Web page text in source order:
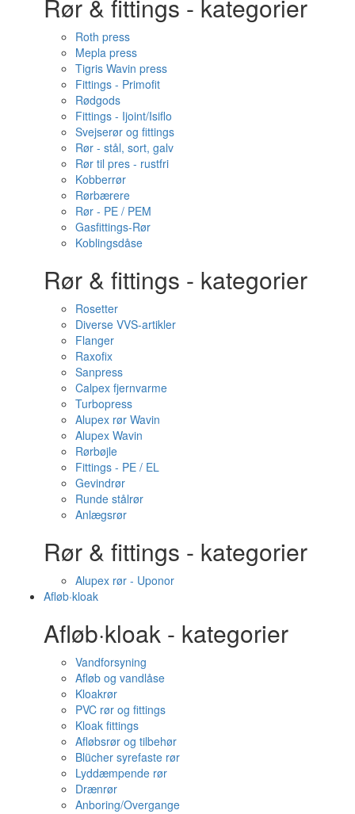
Rør & fittings - kategorier
Roth press
Mepla press
Tigris Wavin press
Fittings - Primofit
Rødgods
Fittings - Ijoint/Isiflo
Svejserør og fittings
Rør - stål, sort, galv
Rør til pres - rustfri
Kobberrør
Rørbærere
Rør - PE / PEM
Gasfittings-Rør
Koblingsdåse
Rør & fittings - kategorier
Rosetter
Diverse VVS-artikler
Flanger
Raxofix
Sanpress
Calpex fjernvarme
Turbopress
Alupex rør Wavin
Alupex Wavin
Rørbøjle
Fittings - PE / EL
Gevindrør
Runde stålrør
Anlægsrør
Rør & fittings - kategorier
Alupex rør - Uponor
Afløb·kloak
Afløb·kloak - kategorier
Vandforsyning
Afløb og vandlåse
Kloakrør
PVC rør og fittings
Kloak fittings
Afløbsrør og tilbehør
Blücher syrefaste rør
Lyddæmpende rør
Drænrør
Anboring/Overgange